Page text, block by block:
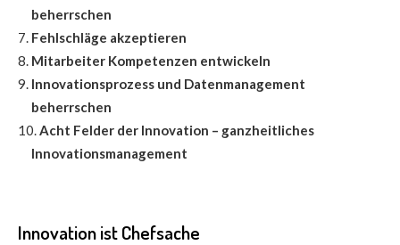
beherrschen
Fehlschläge akzeptieren
Mitarbeiter Kompetenzen entwickeln
Innovationsprozess und Datenmanagement
beherrschen
Acht Felder der Innovation – ganzheitliches
Innovationsmanagement
Innovation ist Chefsache